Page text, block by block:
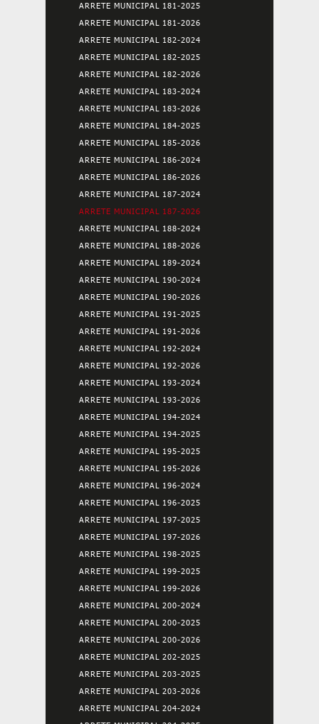
ARRETE MUNICIPAL 181-2025
ARRETE MUNICIPAL 181-2026
ARRETE MUNICIPAL 182-2024
ARRETE MUNICIPAL 182-2025
ARRETE MUNICIPAL 182-2026
ARRETE MUNICIPAL 183-2024
ARRETE MUNICIPAL 183-2026
ARRETE MUNICIPAL 184-2025
ARRETE MUNICIPAL 185-2026
ARRETE MUNICIPAL 186-2024
ARRETE MUNICIPAL 186-2026
ARRETE MUNICIPAL 187-2024
ARRETE MUNICIPAL 187-2026
ARRETE MUNICIPAL 188-2024
ARRETE MUNICIPAL 188-2026
ARRETE MUNICIPAL 189-2024
ARRETE MUNICIPAL 190-2024
ARRETE MUNICIPAL 190-2026
ARRETE MUNICIPAL 191-2025
ARRETE MUNICIPAL 191-2026
ARRETE MUNICIPAL 192-2024
ARRETE MUNICIPAL 192-2026
ARRETE MUNICIPAL 193-2024
ARRETE MUNICIPAL 193-2026
ARRETE MUNICIPAL 194-2024
ARRETE MUNICIPAL 194-2025
ARRETE MUNICIPAL 195-2025
ARRETE MUNICIPAL 195-2026
ARRETE MUNICIPAL 196-2024
ARRETE MUNICIPAL 196-2025
ARRETE MUNICIPAL 197-2025
ARRETE MUNICIPAL 197-2026
ARRETE MUNICIPAL 198-2025
ARRETE MUNICIPAL 199-2025
ARRETE MUNICIPAL 199-2026
ARRETE MUNICIPAL 200-2024
ARRETE MUNICIPAL 200-2025
ARRETE MUNICIPAL 200-2026
ARRETE MUNICIPAL 202-2025
ARRETE MUNICIPAL 203-2025
ARRETE MUNICIPAL 203-2026
ARRETE MUNICIPAL 204-2024